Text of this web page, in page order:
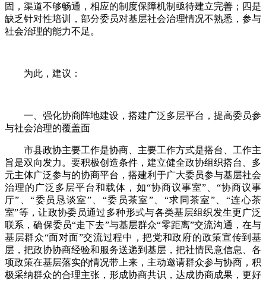
固，渠道不够畅通，相应的制度保障机制亟待建立完善；四是
缺乏针对性培训，部分委员对基层社会治理情况不熟悉，参与
社会治理的能力不足。
为此，建议：
一、强化协商阵地建设，搭建广泛多层平台，提高委员参
与社会治理的覆盖面
市县政协主要工作是协商、主要工作方式是搭台、工作主
旨是双向发力。要积极创造条件，建立健全政协组织搭台、多
元主体广泛参与的协商平台，搭建利于广大委员参与基层社会
治理的广泛多层平台和载体，如“协商议事室”、“协商议事
厅”、“委员恳谈室”、“委员茶室”、“求同茶室”、“连心茶
室”等，让政协委员通过多种形式与各类基层组织发生更广泛
联系，确保委员“走下去”与基层群众“零距离”交流沟通，在与
基层群众“面对面”交流过程中，把党和政府的政策宣传到基
层，把政协协商经验和服务送递到基层，把社情民意信息、各
项政策在基层落实的情况带上来，主动邀请群众参与协商，积
极采纳群众的合理主张，形成协商共识，达成协商成果，更好